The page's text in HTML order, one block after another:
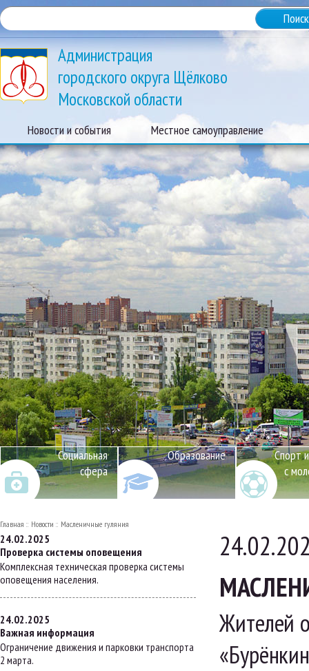
Администрация
городского округа Щёлково
Московской области
Новости и события Местное самоуправление
Социальная
сфера
Образование
Спорт
с
Главная Новости Масленичные гуляния
24.02.2025
Проверка системы оповещения
Комплексная техническая проверка системы
оповещения населения.
24.02.2025
Важная информация
Ограничение движения и парковки транспорта
2 марта.
Жителей